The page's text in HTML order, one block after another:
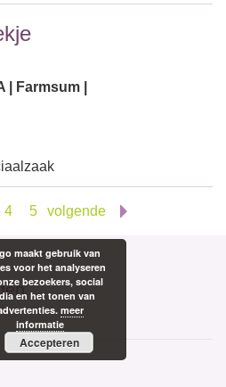
| Farmsum |
4 5 volgende
maakt gebruik van
voor het analyseren
bezoekers, social
en het tonen van
meer
informatie
Accepteren